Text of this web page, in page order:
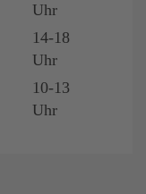
Uhr
14-18
Uhr
10-13
Uhr